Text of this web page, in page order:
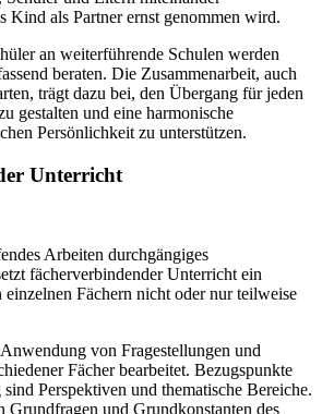
Kind als Partner ernst genommen wird.
an weiterführende Schulen werden
beraten. Die Zusammenarbeit, auch
trägt dazu bei, den Übergang für jeden
gestalten und eine harmonische
Persönlichkeit zu unterstützen.
Unterricht
Arbeiten durchgängiges
fächerverbindender Unterricht ein
einzelnen Fächern nicht oder nur teilweise
von Fragestellungen und
Fächer bearbeitet. Bezugspunkte
Perspektiven und thematische Bereiche.
Grundfragen und Grundkonstanten des